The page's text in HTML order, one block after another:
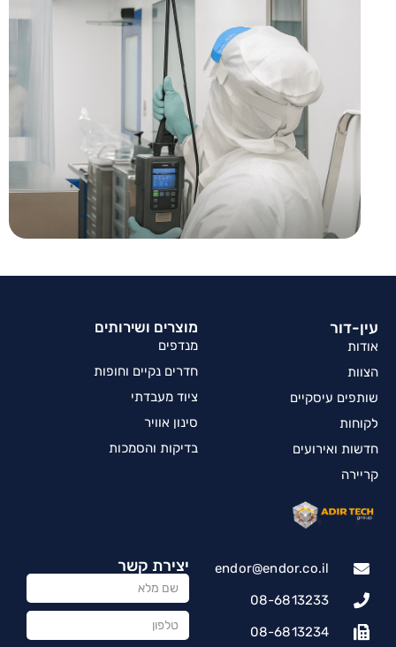
מוצרים ושירותים
מנדפים
חדרים נקיים וחופות
ציוד מעבדתי
סינון אוויר
בדיקות והסמכות
עין-דור
אודות
הצוות
שותפים עיסקיים
לקוחות
חדשות ואירועים
קריירה
יצירת קשר
endor@endor.co.il
08-6813233
08-6813234